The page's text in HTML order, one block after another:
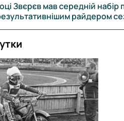
Звєрєв мав середній набір
райдером